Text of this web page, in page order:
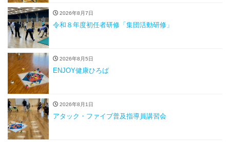
2026年8月7日
令和８年度初任者研修「集団活動研修」
2026年8月5日
ENJOY健康ひろば
2026年8月1日
アタック・ファイブ普及指導員講習会